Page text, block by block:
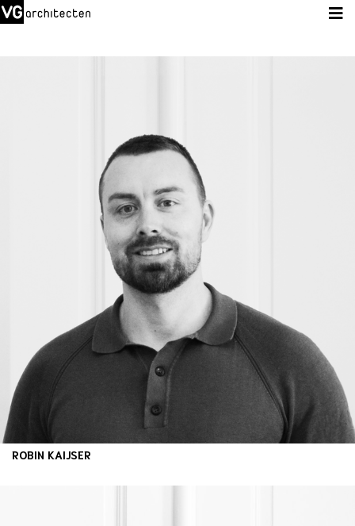
ROBIN KAIJSER